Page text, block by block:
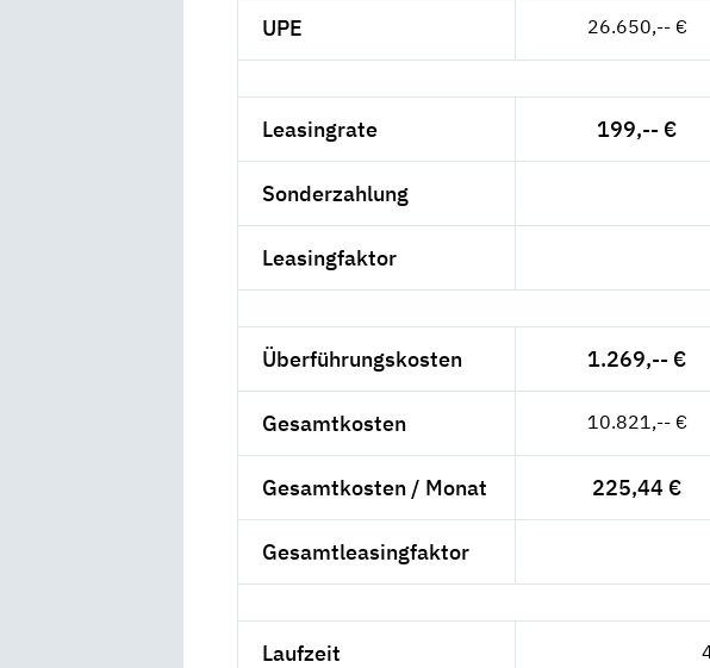
UPE 26.650,-- €
Leasingrate 199,-- €
Sonderzahlung
Leasingfaktor
Überführungskosten 1.269,-- €
Gesamtkosten 10.821,-- €
Gesamtkosten / Monat 225,44 €
Gesamtleasingfaktor
Laufzeit